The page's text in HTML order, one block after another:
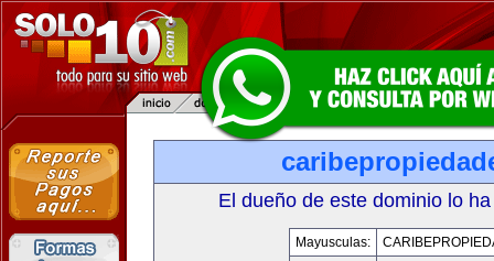
El dueño de este dominio lo
Mayusculas: